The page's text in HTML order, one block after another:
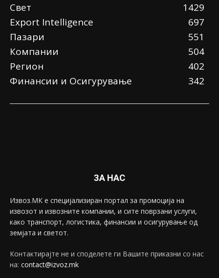
Свет
1429
Еxport Intelligence
697
Пазари
551
Компании
504
Регион
402
Финансии и Осигурување
342
ЗА НАС
Извоз.МК е специјализиран портал за промоција на
извозот и извозните компании, и сите поврзани услуги,
како транспорт, логистика, финансии и осигурување од
земјата и светот.
Контактирајте не и споделете ги Вашите приказни со нас
на: contact@izvoz.mk